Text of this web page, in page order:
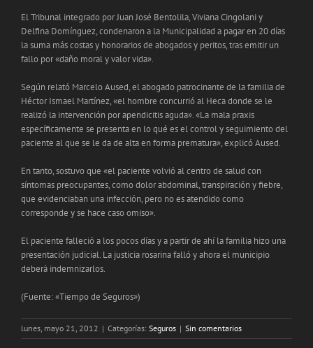
El Tribunal integrado por Juan José Bentolila, Viviana Cingolani y
Delfina Domínguez, condenaron a la Municipalidad a pagar en 20 días
la suma más costas y honorarios de abogados y peritos, tras emitir un
fallo por «daño moral y valor vida».
Según relató Marcelo Aused, el abogado patrocinante de la familia de
Héctor Ismael Martínez, «el hombre concurrió al Heca donde se le
realizó la intervención por apendicitis aguda». «La mala praxis
específicamente se presenta en lo qué es el control y seguimiento del
paciente al que se le da de alta en forma prematura», explicó Aused.
En tanto, sostuvo que «el paciente volvió al centro de salud con
síntomas preocupantes, como dolor abdominal, transpiración y fiebre,
que evidenciaban una infección, pero no es atendido como
corresponde y se hace caso omiso».
El paciente falleció a los pocos días y a partir de ahí la familia hizo una
presentación judicial. La justicia rosarina falló y ahora el municipio
deberá indemnizarlos.
(Fuente: «Tiempo de Seguros»)
lunes, mayo 21, 2012 | Categorías: Seguros | Sin comentarios